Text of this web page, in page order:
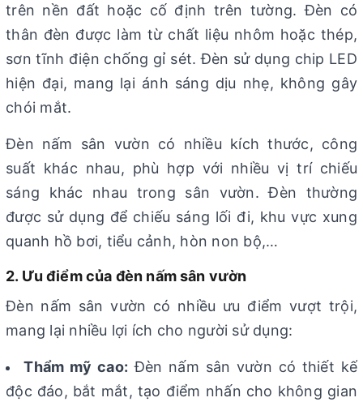
trên nền đất hoặc cố định trên tường. Đèn có
thân đèn được làm từ chất liệu nhôm hoặc thép,
sơn tĩnh điện chống gỉ sét. Đèn sử dụng chip LED
hiện đại, mang lại ánh sáng dịu nhẹ, không gây
chói mắt.
Đèn nấm sân vườn có nhiều kích thước, công
suất khác nhau, phù hợp với nhiều vị trí chiếu
sáng khác nhau trong sân vườn. Đèn thường
được sử dụng để chiếu sáng lối đi, khu vực xung
quanh hồ bơi, tiểu cảnh, hòn non bộ,…
2. Ưu điểm của đèn nấm sân vườn
Đèn nấm sân vườn có nhiều ưu điểm vượt trội,
mang lại nhiều lợi ích cho người sử dụng:
Thẩm mỹ cao: Đèn nấm sân vườn có thiết kế
độc đáo, bắt mắt, tạo điểm nhấn cho không gian